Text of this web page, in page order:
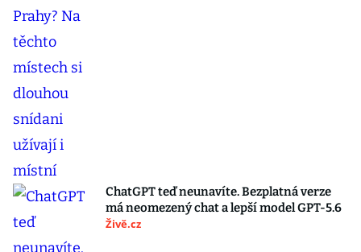
ChatGPT teď neunavíte. Bezplatná verze
má neomezený chat a lepší model GPT-5.6
Živě.cz